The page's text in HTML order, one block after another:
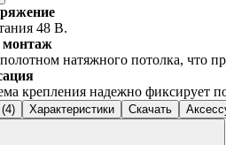
48 В.
монтаж
натяжного потолка, что
крепления надежно фиксирует
Характеристики Скачать